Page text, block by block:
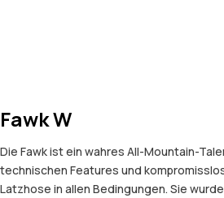
Fawk W
Die Fawk ist ein wahres All-Mountain-
technischen Features und
Latzhose in allen Bedingungen. Sie